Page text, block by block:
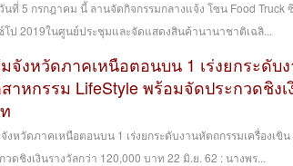
นที่ 5 กรกฎาคม นี้ ลานจัดกิจกรรมกลางแจ้ง โซน Food
โป 2019ในศูนย์ประชุมและจัดแสดงสินค้านานาชาติเฉลิ...
จังหวัดภาคเหนือตอนบน 1 เร่งยกระดับ
าหกรรม LifeStyle พร้อมจัดประกวดชิงเ
งหวัดภาคเหนือตอนบน 1 เร่งยกระดับงานหัตถกรรมเครื่องเขิ
วดชิงเงินรางวัลกว่า 120,000 บาท 22 มิ.ย. 62 : นางพร...